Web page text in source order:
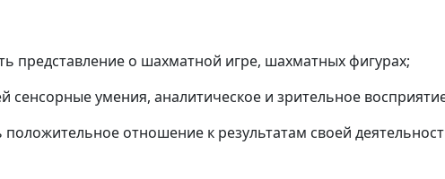
представление о шахматной игре, шахматных фигурах;
сенсорные умения, аналитическое и зрительное
положительное отношение к результатам своей